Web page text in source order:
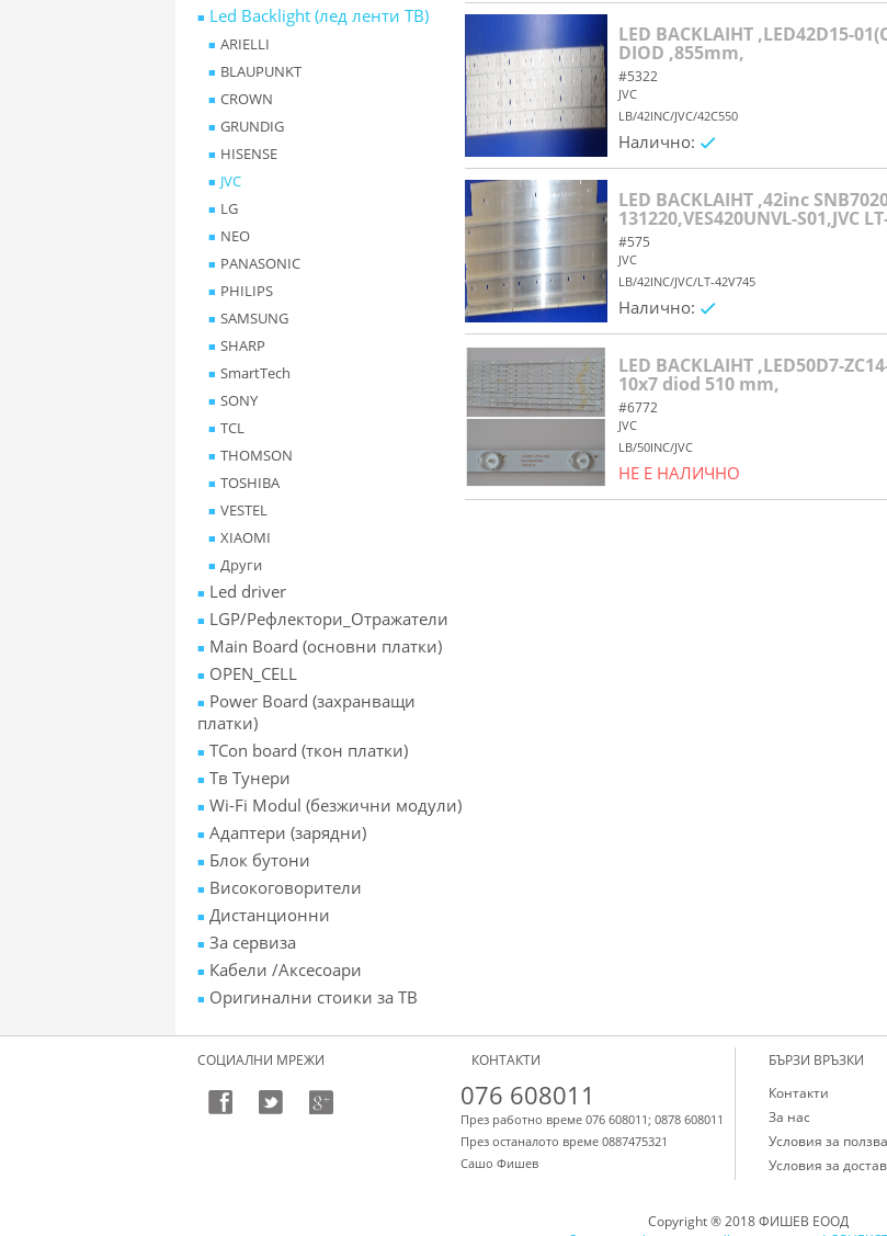
Led Backlight (лед ленти ТВ)
ARIELLI
BLAUPUNKT
CROWN
GRUNDIG
HISENSE
JVC
LG
NEO
PANASONIC
PHILIPS
SAMSUNG
SHARP
SmartTech
SONY
TCL
THOMSON
TOSHIBA
VESTEL
XIAOMI
Други
Led driver
LGP/Рефлектори_Отражатели
Main Board (основни платки)
OPEN_CELL
Power Board (захранващи
платки)
TCon board (ткон платки)
Tв Тунери
Wi-Fi Modul (безжични модули)
Адаптери (зарядни)
Блок бутони
Високоговорители
Дистанционни
За сервиза
Кабели /Аксесоари
Оригинални стоики за ТВ
LED BACKLAIHT ,LED42D15-
DIOD ,855mm,
#5322
JVC
LB/42INC/JVC/42C550
Налично:
LED BACKLAIHT ,42inc
131220,VES420UNVL-S01,JVC
#575
JVC
LB/42INC/JVC/LT-42V745
Налично:
LED BACKLAIHT ,LED50D7-
10x7 diod 510 mm,
#6772
JVC
LB/50INC/JVC
НЕ Е НАЛИЧНО
СОЦИАЛНИ МРЕЖИ КОНТАКТИ
076 608011
През работно време 076 608011; 0878 608011
През останалото време 0887475321
Сашо Фишев
БЪРЗИ ВРЪЗКИ
Контакти
За нас
Условия за
Условия за
Copyright ® 2018 ФИШЕВ ЕООД